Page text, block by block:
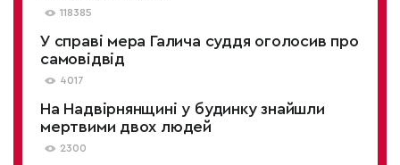
118385
У справі мера Галича суддя оголосив про
самовідвід
4017
На Надвірнянщині у будинку знайшли
мертвими двох людей
2300